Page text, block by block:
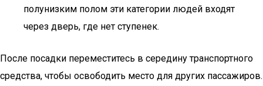
полунизким полом эти категории людей входят
через дверь, где нет ступенек.
После посадки переместитесь в середину транспортного
средства, чтобы освободить место для других пассажиров.